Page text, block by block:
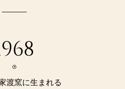
渡窯に生まれる